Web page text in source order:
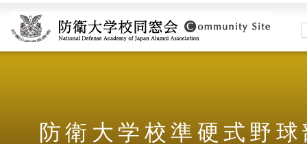
防衛大学校準硬式野